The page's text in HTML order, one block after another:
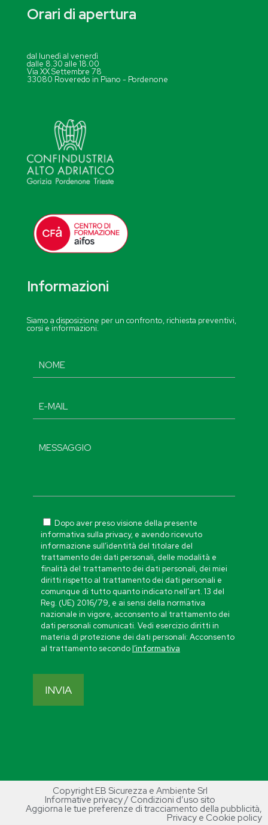
Orari di apertura
dal lunedì al venerdì
dalle 8.30 alle 18.00
Via XX Settembre 78
33080 Roveredo in Piano - Pordenone
Informazioni
Siamo a disposizione per un confronto, richiesta preventivi,
corsi e informazioni.
Dopo aver preso visione della presente
informativa sulla privacy, e avendo ricevuto
informazione sull’identità del titolare del
trattamento dei dati personali, delle modalità e
finalità del trattamento dei dati personali, dei miei
diritti rispetto al trattamento dei dati personali e
comunque di tutto quanto indicato nell’art. 13 del
Reg. (UE) 2016/79, e ai sensi della normativa
nazionale in vigore, acconsento al trattamento dei
dati personali comunicati. Vedi esercizio diritti in
materia di protezione dei dati personali: Acconsento
al trattamento secondol’informativa
Copyright EB Sicurezza e Ambiente Srl
Informative privacy / Condizioni d’uso sito
Aggiorna le tue preferenze di tracciamento della pubblicità,
Privacy e Cookie policy